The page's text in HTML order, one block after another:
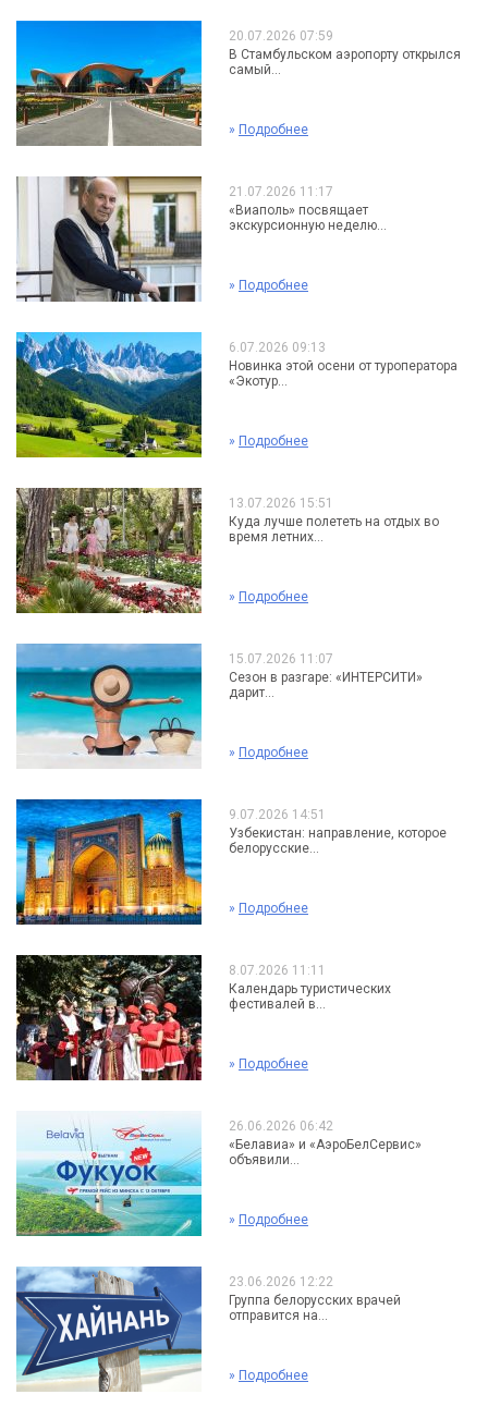
20.07.2026 07:59
В Стамбульском аэропорту открылся
самый...
» Подробнее
21.07.2026 11:17
«Виаполь» посвящает
экскурсионную неделю...
» Подробнее
6.07.2026 09:13
Новинка этой осени от туроператора
«Экотур...
» Подробнее
13.07.2026 15:51
Куда лучше полететь на отдых во
время летних...
» Подробнее
15.07.2026 11:07
Сезон в разгаре: «ИНТЕРСИТИ»
дарит...
» Подробнее
9.07.2026 14:51
Узбекистан: направление, которое
белорусские...
» Подробнее
8.07.2026 11:11
Календарь туристических
фестивалей в...
» Подробнее
26.06.2026 06:42
«Белавиа» и «АэроБелСервис»
объявили...
» Подробнее
23.06.2026 12:22
Группа белорусских врачей
отправится на...
» Подробнее